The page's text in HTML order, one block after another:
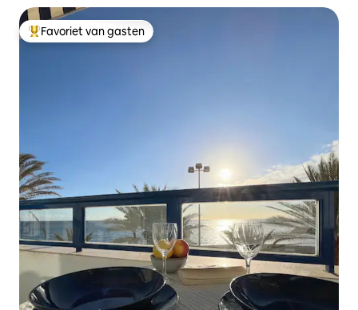
Topfavoriet van gasten
Favoriet van gasten